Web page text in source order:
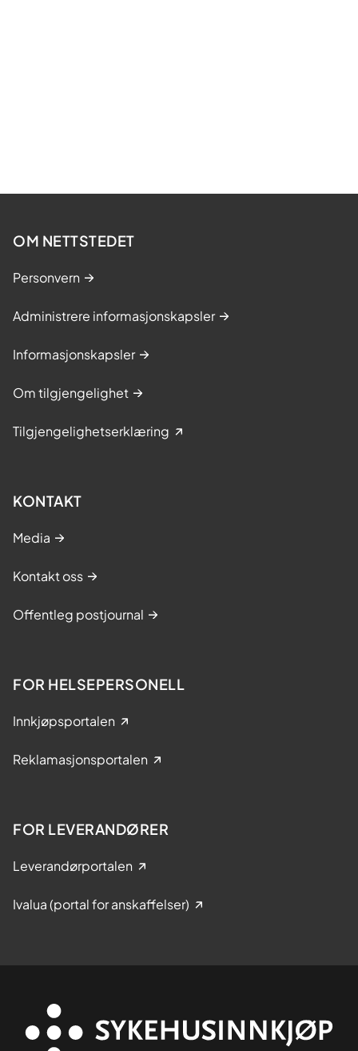
OM NETTSTEDET
Personvern
Administrere informasjonskapsler
Informasjonskapsler
Om tilgjengelighet
Tilgjengelighetserklæring
KONTAKT
Media
Kontakt oss
Offentleg postjournal
FOR HELSEPERSONELL
Innkjøpsportalen
Reklamasjonsportalen
FOR LEVERANDØRER
Leverandørportalen
Ivalua (portal for anskaffelser)